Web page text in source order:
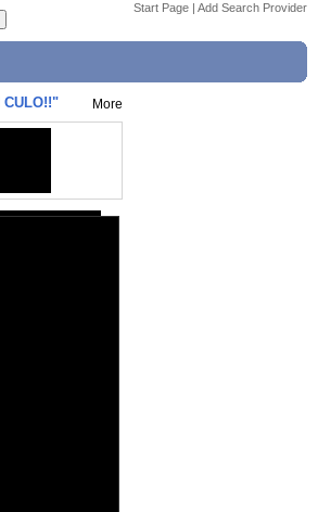
Start Page | Add Search Provider
CULO!!" More